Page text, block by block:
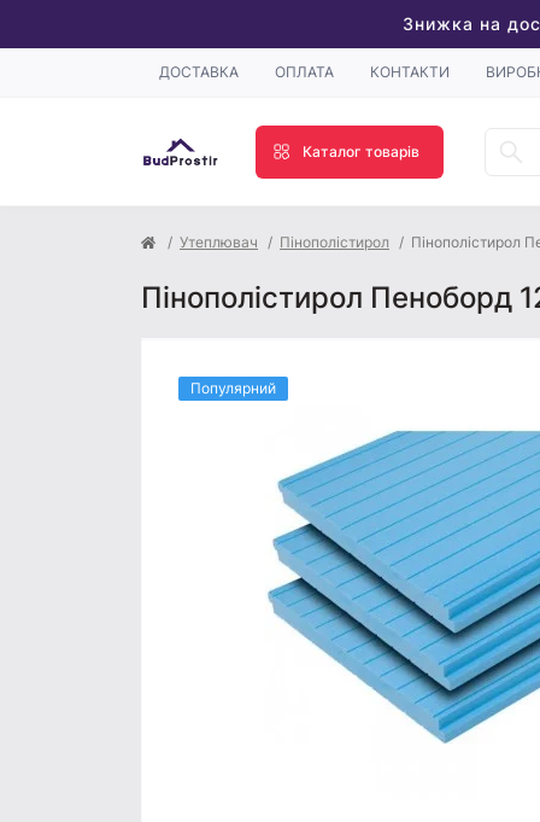
Знижка на
ДОСТАВКА ОПЛАТА КОНТАКТИ
Каталог товарів
Утеплювач Пінополістирол Пінополістирол
Пінополістирол
Популярний